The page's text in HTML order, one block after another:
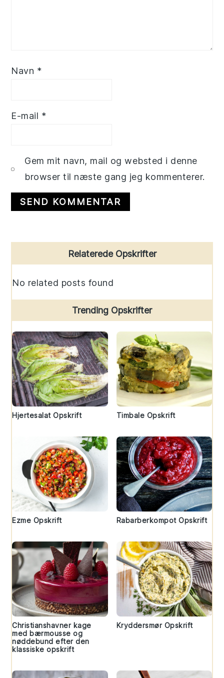
Navn *
E-mail *
Gem mit navn, mail og websted i denne
browser til næste gang jeg kommenterer.
Sidebar
Relaterede Opskrifter
No related posts found
Trending Opskrifter
Hjertesalat Opskrift Timbale Opskrift
Ezme Opskrift Rabarberkompot Opskrift
Christianshavner kage
med bærmousse og
nøddebund efter den
klassiske opskrift
Kryddersmør Opskrift